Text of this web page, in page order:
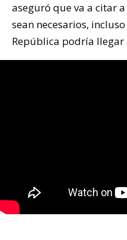
aseguró que va a citar
sean necesarios,
República podría